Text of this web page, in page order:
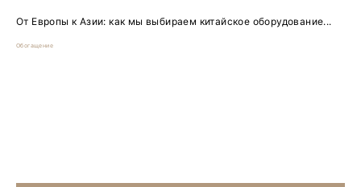
От Европы к Азии: как мы выбираем китайское оборудование...
Обогащение